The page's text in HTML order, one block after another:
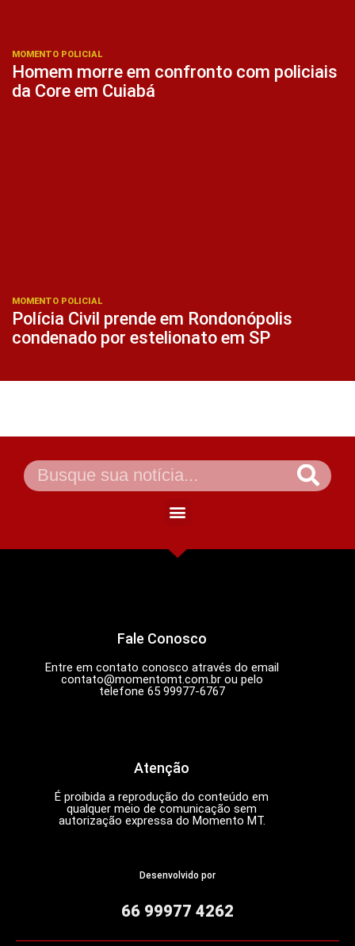
MOMENTO POLICIAL
Homem morre em confronto com policiais
da Core em Cuiabá
MOMENTO POLICIAL
Polícia Civil prende em Rondonópolis
condenado por estelionato em SP
Fale Conosco
Entre em contato conosco através do email
contato@momentomt.com.brou pelo
telefone 65 99977-6767
Atenção
É proibida a reprodução do conteúdo em
qualquer meio de comunicação sem
autorização expressa do Momento MT.
Desenvolvido por
66 99977 4262